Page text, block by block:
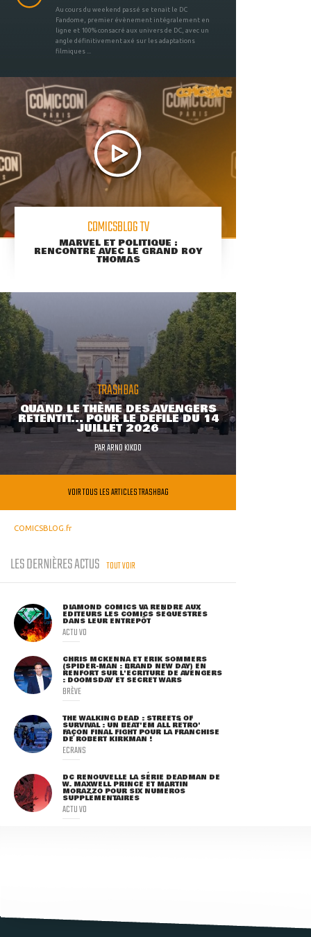
Au cours du weekend passé se tenait le DC
Fandome, premier évènement intégralement en
ligne et 100% consacré aux univers de DC, avec un
angle définitivement axé sur les adaptations
filmiques ...
COMICSBLOG TV
MARVEL ET POLITIQUE :
RENCONTRE AVEC LE GRAND ROY
THOMAS
TRASHBAG
QUAND LE THÈME DES AVENGERS
RETENTIT... POUR LE DÉFILÉ DU 14
JUILLET 2026
PARARNO KIKOO
VOIR TOUS LES ARTICLES TRASHBAG
COMICSBLOG.fr
LES DERNIÈRES ACTUS TOUT VOIR
DIAMOND COMICS VA RENDRE AUX
ÉDITEURS LES COMICS SÉQUESTRÉS
DANS LEUR ENTREPÔT
ACTU VO
CHRIS MCKENNA ET ERIK SOMMERS
(SPIDER-MAN : BRAND NEW DAY) EN
RENFORT SUR L'ÉCRITURE DE AVENGERS
: DOOMSDAY ET SECRET WARS
BRÈVE
THE WALKING DEAD : STREETS OF
SURVIVAL : UN BEAT'EM ALL RÉTRO'
FAÇON FINAL FIGHT POUR LA FRANCHISE
DE ROBERT KIRKMAN !
ECRANS
DC RENOUVELLE LA SÉRIE DEADMAN DE
W. MAXWELL PRINCE ET MARTIN
MORAZZO POUR SIX NUMÉROS
SUPPLÉMENTAIRES
ACTU VO